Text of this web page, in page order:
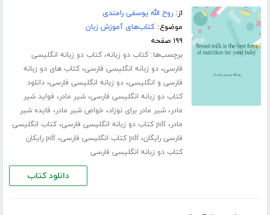
از:روح الله یوسفی رامندی
موضوع:کتاب‌های آموزش زبان
۱۹۹ صفحه
برچسب‌ها:کتاب دو زبانه،کتاب دو زبانه انگلیسی
فارسی،دو زبانه انگلیسی فارسی،کتاب های دو زبانه
فارسی و انگلیسی،دو زبانه انگلیسی فارسی،دانلود
کتاب دو زبانه انگلیسی فارسی،شیر مادر، فواید شیر
مادر،شیر مادر برای نوزاد، خواص شیر مادر، فایده شیر
مادر،pdf کتاب دو زبانه انگلیسی فارسی ،کتاب انگلیسی
فارسی رایگان،pdf کتاب انگلیسی فارسی ،
pdf رایکان
کتاب دو زبانه انگلیسی فارسی
دانلود کتاب